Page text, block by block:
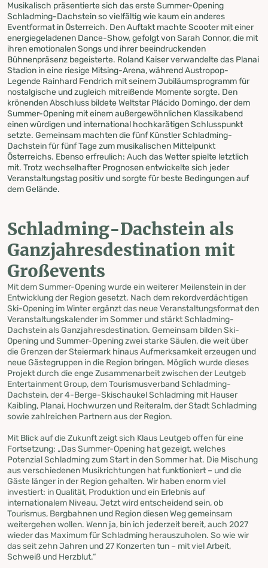
Musikalisch präsentierte sich das erste Summer-Opening
Schladming-Dachstein so vielfältig wie kaum ein anderes
Eventformat in Österreich. Den Auftakt machte Scooter mit einer
energiegeladenen Dance-Show, gefolgt von Sarah Connor, die mit
ihren emotionalen Songs und ihrer beeindruckenden
Bühnenpräsenz begeisterte. Roland Kaiser verwandelte das Planai
Stadion in eine riesige Mitsing-Arena, während Austropop-
Legende Rainhard Fendrich mit seinem Jubiläumsprogramm für
nostalgische und zugleich mitreißende Momente sorgte. Den
krönenden Abschluss bildete Weltstar Plácido Domingo, der dem
Summer-Opening mit einem außergewöhnlichen Klassikabend
einen würdigen und international hochkarätigen Schlusspunkt
setzte. Gemeinsam machten die fünf Künstler Schladming-
Dachstein für fünf Tage zum musikalischen Mittelpunkt
Österreichs. Ebenso erfreulich: Auch das Wetter spielte letztlich
mit. Trotz wechselhafter Prognosen entwickelte sich jeder
Veranstaltungstag positiv und sorgte für beste Bedingungen auf
dem Gelände.
Schladming-Dachstein als
Ganzjahresdestination mit
Großevents
Mit dem Summer-Opening wurde ein weiterer Meilenstein in der
Entwicklung der Region gesetzt. Nach dem rekordverdächtigen
Ski-Opening im Winter ergänzt das neue Veranstaltungsformat den
Veranstaltungskalender im Sommer und stärkt Schladming-
Dachstein als Ganzjahresdestination. Gemeinsam bilden Ski-
Opening und Summer-Opening zwei starke Säulen, die weit über
die Grenzen der Steiermark hinaus Aufmerksamkeit erzeugen und
neue Gästegruppen in die Region bringen. Möglich wurde dieses
Projekt durch die enge Zusammenarbeit zwischen der Leutgeb
Entertainment Group, dem Tourismusverband Schladming-
Dachstein, der 4-Berge-Skischaukel Schladming mit Hauser
Kaibling, Planai, Hochwurzen und Reiteralm, der Stadt Schladming
sowie zahlreichen Partnern aus der Region.
Mit Blick auf die Zukunft zeigt sich Klaus Leutgeb offen für eine
Fortsetzung: „Das Summer-Opening hat gezeigt, welches
Potenzial Schladming zum Start in den Sommer hat. Die Mischung
aus verschiedenen Musikrichtungen hat funktioniert – und die
Gäste länger in der Region gehalten. Wir haben enorm viel
investiert: in Qualität, Produktion und ein Erlebnis auf
internationalem Niveau. Jetzt wird entscheidend sein, ob
Tourismus, Bergbahnen und Region diesen Weg gemeinsam
weitergehen wollen. Wenn ja, bin ich jederzeit bereit, auch 2027
wieder das Maximum für Schladming herauszuholen. So wie wir
das seit zehn Jahren und 27 Konzerten tun – mit viel Arbeit,
Schweiß und Herzblut.“